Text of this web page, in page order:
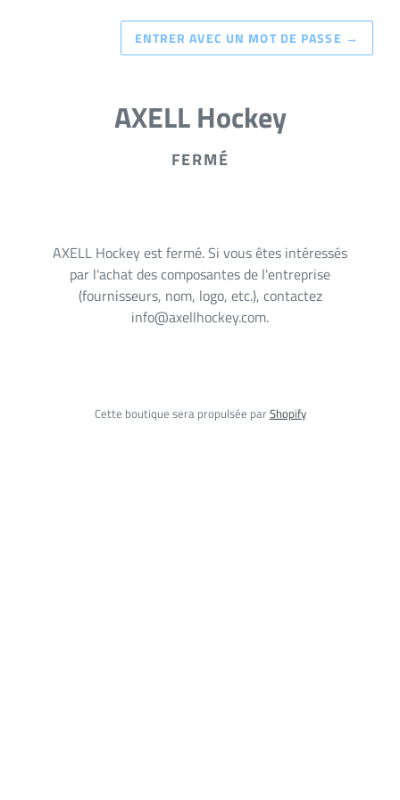
ENTRER AVEC UN MOT DE PASSE →
AXELL Hockey
FERMÉ
AXELL Hockey est fermé. Si vous êtes intéressés
par l'achat des composantes de l'entreprise
(fournisseurs, nom, logo, etc.), contactez
info@axellhockey.com.
Cette boutique sera propulsée parShopify